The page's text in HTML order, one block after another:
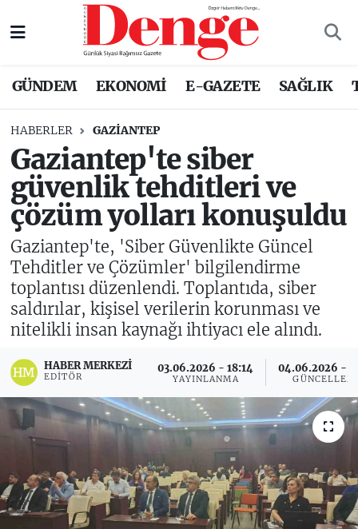
GÜNDEM EKONOMİ E-GAZETE SAĞLIK
HABERLER GAZIANTEP
Gaziantep'te siber
güvenlik tehditleri ve
çözüm yolları konuşuldu
Gaziantep'te, 'Siber Güvenlikte Güncel
Tehditler ve Çözümler' bilgilendirme
toplantısı düzenlendi. Toplantıda, siber
saldırılar, kişisel verilerin korunması ve
nitelikli insan kaynağı ihtiyacı ele alındı.
HABER MERKEZI
EDITÖR
03.06.2026 - 18:14
YAYINLANMA
04.06.2026 -
Nöbetçi Eczaneler
Trafik Durumu
Süper Lig Puan Durumu ve Fikstür
Tüm Manşetler
Son Dakika Haberleri
Haber Arşivi